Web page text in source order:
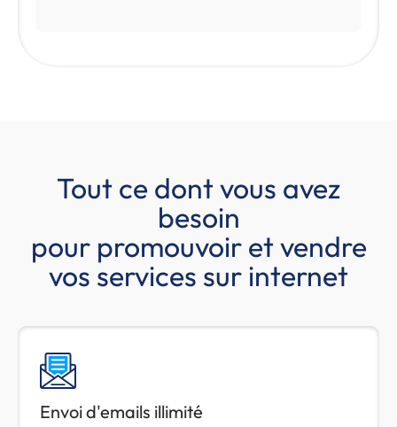
Tout ce dont vous avez
besoin
pour promouvoir et vendre
vos services sur internet
Envoi d'emails illimité